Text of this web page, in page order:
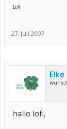
Lofi
27. Juli 2007
Elke
hallo lofi,